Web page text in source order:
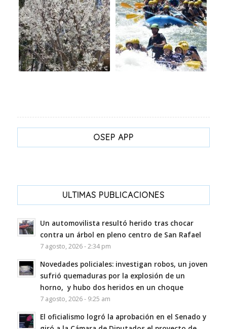
OSEP APP
ULTIMAS PUBLICACIONES
Un automovilista resultó herido tras chocar
contra un árbol en pleno centro de San Rafael
7 agosto, 2026 - 2:34 pm
Novedades policiales: investigan robos, un joven
sufrió quemaduras por la explosión de un
horno, y hubo dos heridos en un choque
7 agosto, 2026 - 9:25 am
El oficialismo logró la aprobación en el Senado y